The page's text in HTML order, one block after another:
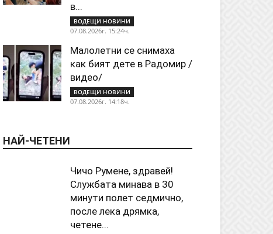
в...
ВОДЕЩИ НОВИНИ
07.08.2026г. 15:24ч.
Малолетни се снимаха
как бият дете в Радомир /
видео/
ВОДЕЩИ НОВИНИ
07.08.2026г. 14:18ч.
НАЙ-ЧЕТЕНИ
Чичо Румене, здравей!
Службата минава в 30
минути полет седмично,
после лека дрямка,
четене...